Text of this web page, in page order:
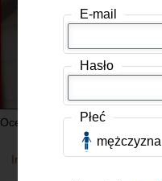
Oceniano: 5, Ranking: 2.80
Imię Adam
E-mail
Hasło
Płeć
mężczyzna